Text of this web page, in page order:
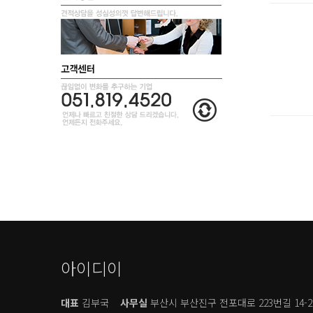
아이디이
대표 김부국 사무실 부산시 부산진구 전포대로 223번길 14-